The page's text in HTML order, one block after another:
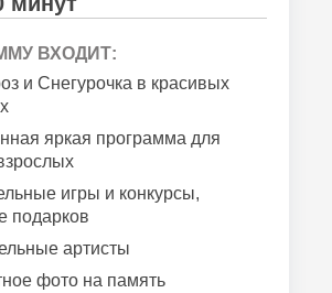
ВХОДИТ:
и Снегурочка в красивых
яркая программа для
игры и конкурсы,
подарков
артисты
фото на память